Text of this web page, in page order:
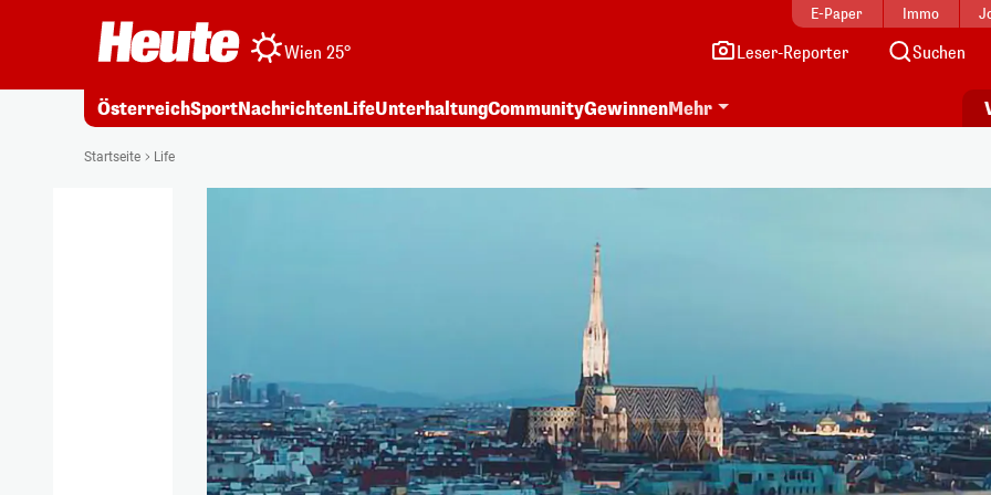
E-Paper Immo
Wien 25° Leser-Reporter Suchen
ÖsterreichSportNachrichtenLifeUnterhaltungCommunityGewinnenMehr
Startseite Life